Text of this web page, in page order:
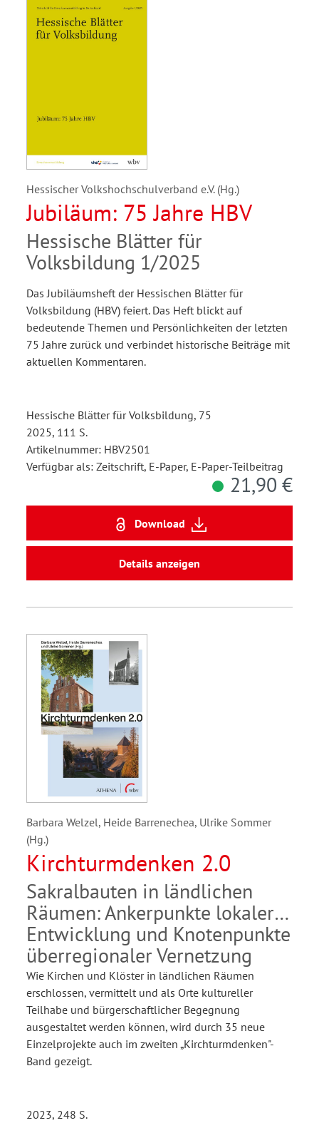
Hessischer Volkshochschulverband e.V. (Hg.)
Jubiläum: 75 Jahre HBV
Hessische Blätter für
Volksbildung 1/2025
Das Jubiläumsheft der Hessischen Blätter für
Volksbildung (HBV) feiert. Das Heft blickt auf
bedeutende Themen und Persönlichkeiten der letzten
75 Jahre zurück und verbindet historische Beiträge mit
aktuellen Kommentaren.
Hessische Blätter für Volksbildung, 75
2025, 111 S.
Artikelnummer: HBV2501
Verfügbar als: Zeitschrift, E-Paper, E-Paper-Teilbeitrag
21,90 €
Download
Details anzeigen
Barbara Welzel, Heide Barrenechea, Ulrike Sommer
(Hg.)
Kirchturmdenken 2.0
Sakralbauten in ländlichen
Räumen: Ankerpunkte lokaler
Entwicklung und Knotenpunkte
überregionaler Vernetzung
Wie Kirchen und Klöster in ländlichen Räumen
erschlossen, vermittelt und als Orte kultureller
Teilhabe und bürgerschaftlicher Begegnung
ausgestaltet werden können, wird durch 35 neue
Einzelprojekte auch im zweiten „Kirchturmdenken"-
Band gezeigt.
2023, 248 S.